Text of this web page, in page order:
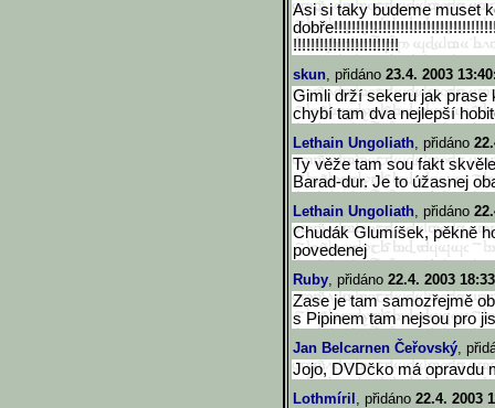
Asi si taky budeme muset
dobře!!!!!!!!!!!!!!!!!!!!!!!!!
!!!!!!!!!!!!!!!!!!!!!!!!
skun, přidáno 23.4. 2003
Gimli drží sekeru jak prase
chybí tam dva nejlepší
Lethain Ungoliath, přidáno
Ty věže tam sou fakt
Barad-dur. Je to úžasnej
Lethain Ungoliath, přidáno
Chudák Glumíšek, pěkně
povedenej
Ruby, přidáno 22.4. 2003
Zase je tam samozřejmě
s Pipinem tam nejsou pro
Jan Belcarnen Čeřovský,
Jojo, DVDčko má opravdu
Lothmíril , přidáno 22.4. 2003